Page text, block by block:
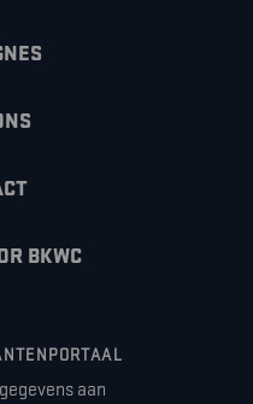
BKWC
aan